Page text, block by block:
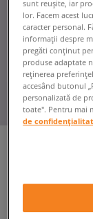
sunt reușite, iar
lor. Facem acest
caracter personal.
informații despre
pregăti conținut
produse adaptate
reținerea
accesând butonul
personalizată de
toate". Pentru mai
de